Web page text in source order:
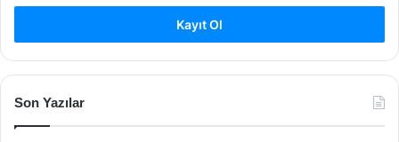
Kayıt Ol
Son Yazılar